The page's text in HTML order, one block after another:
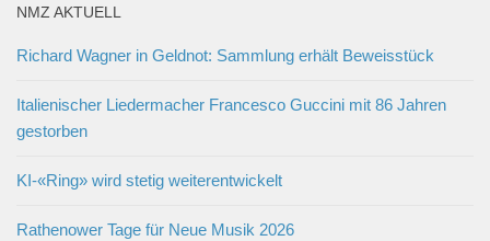
NMZ AKTUELL
Richard Wagner in Geldnot: Sammlung erhält Beweisstück
Italienischer Liedermacher Francesco Guccini mit 86 Jahren
gestorben
KI-«Ring» wird stetig weiterentwickelt
Rathenower Tage für Neue Musik 2026